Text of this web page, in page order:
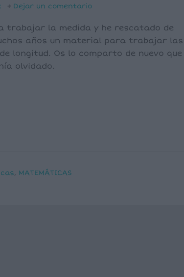
Dejar un comentario
trabajar la medida y he rescatado de
años un material para trabajar las
longitud. Os lo comparto de nuevo que
olvidado.
, MATEMÁTICAS